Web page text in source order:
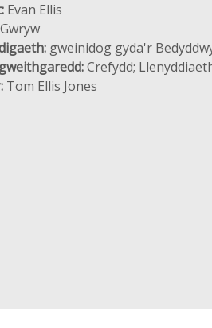
Evan Ellis
Gwryw
gweinidog gyda'r
Crefydd;
Tom Ellis Jones